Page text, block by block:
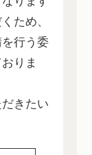
ため、
行う委
りま
きたい